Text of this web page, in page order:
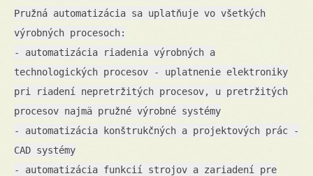
Pružná automatizácia sa uplatňuje vo všetkých
výrobných procesoch:
- automatizácia riadenia výrobných a
technologických procesov - uplatnenie elektroniky
pri riadení nepretržitých procesov, u pretržitých
procesov najmä pružné výrobné systémy
- automatizácia konštrukčných a projektových prác -
CAD systémy
- automatizácia funkcií strojov a zariadení pre